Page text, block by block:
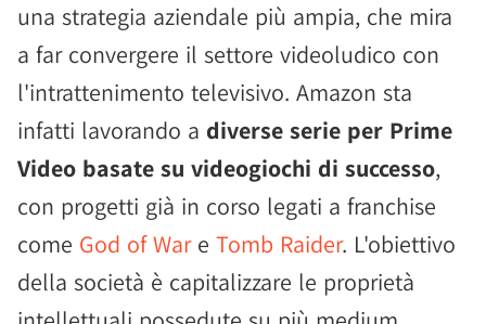
una strategia aziendale più ampia, che mira
a far convergere il settore videoludico con
l'intrattenimento televisivo. Amazon sta
infatti lavorando a diverse serie per Prime
Video basate su videogiochi di successo,
con progetti già in corso legati a franchise
come God of Ware Tomb Raider. L'obiettivo
della società è capitalizzare le proprietà